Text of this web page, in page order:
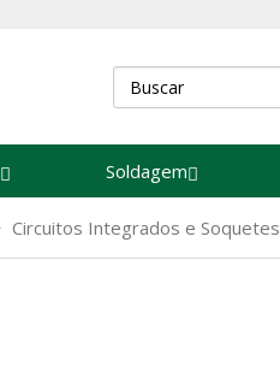
Soldagem
Circuitos Integrados e Soquetes